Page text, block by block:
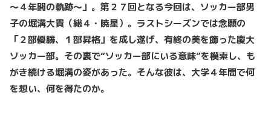
～４年間の軌跡～」。 第２７回となる今回は、ソッカー部男
子の堀溝大貴（総４・暁星）。ラストシーズンでは念願の
「２部優勝、１部昇格」を成し遂げ、有終の美を飾った慶大
ソッカー部。その裏で“ソッカー部にいる意味”を模索し、も
がき続ける堀溝の姿があった。そんな彼は、大学４年間で何
を想い、何を得たのか。